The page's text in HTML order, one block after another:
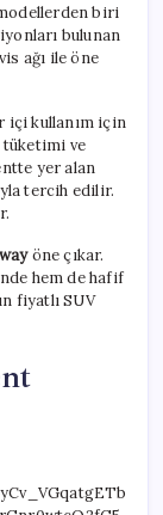
biri
bulunan
ağı ile öne
içi kullanım için
tüketimi ve
yer alan
tercih edilir.
öne çıkar.
hem de hafif
fiyatlı SUV